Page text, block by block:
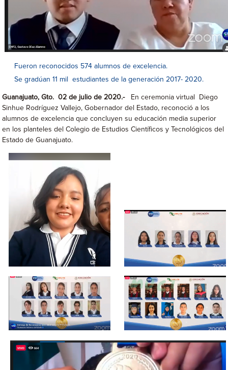
Fueron reconocidos 574 alumnos de excelencia.
Se gradúan 11 mil estudiantes de la generación 2017- 2020.
Guanajuato, Gto. 02 de julio de 2020.-En ceremonia virtual Diego
Sinhue Rodríguez Vallejo, Gobernador del Estado, reconoció a los
alumnos de excelencia que concluyen su educación media superior
en los planteles del Colegio de Estudios Científicos y Tecnológicos del
Estado de Guanajuato.